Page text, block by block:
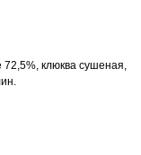
72,5%, клюква сушеная,